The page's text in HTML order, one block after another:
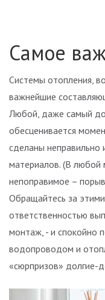
Самое
Системы отопления,
важнейшие
Любой, даже самый
обесценивается
сделаны неправильно
материалов. (В любой
непоправимое –
Обращайтесь за
ответственностью
монтаж, - и спокойно
водопроводом и
«сюрпризов» долгие-